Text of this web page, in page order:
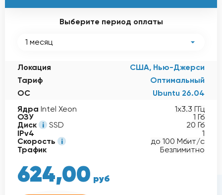
Выберите период оплаты
1 месяц
Локация
США, Нью-Джерси
Тариф
Оптимальный
ОС
Ubuntu 26.04
Ядра Intel Xeon
1x3.3 ГГц
ОЗУ
1 Гб
Диск
SSD
20 Гб
IPv4
1
Скорость
до 100 Мбит/с
Трафик
Безлимитно
624,00 руб-15%
624,00 руб